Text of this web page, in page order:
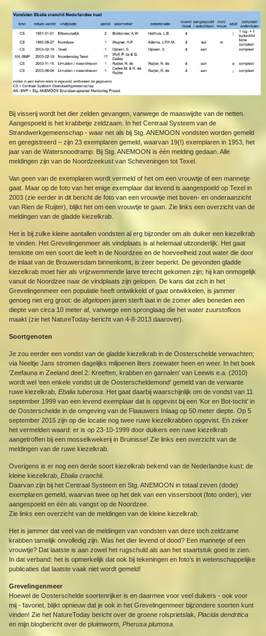
Bij visserij wordt het dier zelden gevangen, vanwege de maaswijdte van de netten.
Aangespoeld is het krabbetje zeldzaam. In het Centraal Systeem van de
Strandwerkgemeenschap - waar net als bij Stg. ANEMOON vondsten worden gemeld
en geregistreerd – zijn 23 exemplaren gemeld, waarvan 19(!) exemplaren in 1953, het
jaar van de Watersnoodramp. Bij Stg. ANEMOON is één melding gedaan. Alle
meldingen zijn van de Noordzeekust van Scheveningen tot Texel.
Van geen van de exemplaren wordt vermeld of het om een vrouwtje of een mannetje
gaat. Maar op de foto van het enige exemplaar dat levend is aangespoeld op Texel in
2003 (zie eerder in dit bericht de foto van een vrouwtje met boven- en onderaanzicht
van Rien de Ruijter), blijkt het om een vrouwtje te gaan. Zie links een overzicht van de
meldingen van de gladde kiezelkrab.
Het is bij zulke kleine aantallen vondsten al erg bijzonder om als duiker een kiezelkrab
te vinden. Het Grevelingenmeer als vindplaats is al helemaal uitzonderlijk. Het gaat
tenslotte om een soort die leeft in de Noordzee en de hoeveelheid zout water die door
de inlaat van de Brouwersdam binnenkomt, is zeer beperkt. De gevonden gladde
kiezelkrab moet hier als vrijzwemmende larve terecht gekomen zijn; hij kan onmogelijk
vanuit de Noordzee naar de vindplaats zijn gelopen. De kans dat zich in het
Grevelingenmeer een populatie heeft ontwikkeld of gaat ontwikkelen, is jammer
genoeg niet erg groot: de afgelopen jaren sterft laat in de zomer alles beneden een
diepte van circa 10 meter af, vanwege een spronglaag die het water zuurstofloos
maakt (zie het NatureToday-bericht van 4-8-2013 daarover).
Soortgenoten
Je zou eerder een vondst van de gladde kiezelkrab in de Oosterschelde verwachten;
via Neeltje Jans stromen dagelijks miljoenen liters zeewater heen en weer. In het boek
‘Zeefauna in Zeeland deel 2: Kreeften, krabben en garnalen’ van Leewis e.a. (2010)
wordt wel ‘een enkele vondst uit de Oosterscheldemond’ gemeld van de verwante
ruwe kiezelkrab,Ebalia tuberosa . Het gaat daarbij waarschijnlijk om de vondst van 11
september 1999 van een levend exemplaar dat is opgevist bij een ‘Kor en Bot-tocht’ in
de Oosterschelde in de omgeving van de Flaauwers Inlaag op 50 meter diepte. Op 5
september 2015 zijn op die locatie nog twee ruwe kiezelkrabben opgevist. En zeker
het vermelden waard: er is op 23-10-1999 door duikers een ruwe kiezelkrab
aangetroffen bij een mosselkwekerij in Bruinisse! Zie links een overzicht van de
meldingen van de ruwe kiezelkrab.
Overigens is er nog een derde soort kiezelkrab bekend van de Nederlandse kust: de
kleine kiezelkrab,Ebalia cranchii.
Daarvan zijn bij het Centraal Systeem en Stg. ANEMOON in totaal zeven (dode)
exemplaren gemeld, waarvan twee op het dek van een vissersboot (foto onder), vier
aangespoeld en één als vangst op de Noordzee.
Zie links een overzicht van de meldingen van de kleine kiezelkrab.
Het is jammer dat veel van de meldingen van vondsten van deze toch zeldzame
krabben tamelijk onvolledig zijn. Was het dier levend of dood? Een mannetje of een
vrouwtje? Dat laatste is aan zowel het rugschuld als aan het staartstuk goed te zien.
In dat verband: het is opmerkelijk dat ook bij tekeningen en foto’s in wetenschappelijke
publicaties dat laatste vaak niet wordt gemeld!
Grevelingenmeer
Hoewel de Oosterschelde soortenrijker is en daarmee voor veel duikers - ook voor
mij - favoriet, blijkt opnieuw dat je ook in het Grevelingenmeer bijzondere soorten kunt
vinden! Zie het NatureToday bericht over de groene rolsprietslak,Placida dendritica
en mijn blogbericht over de pluimworm,Pherusa plumosa